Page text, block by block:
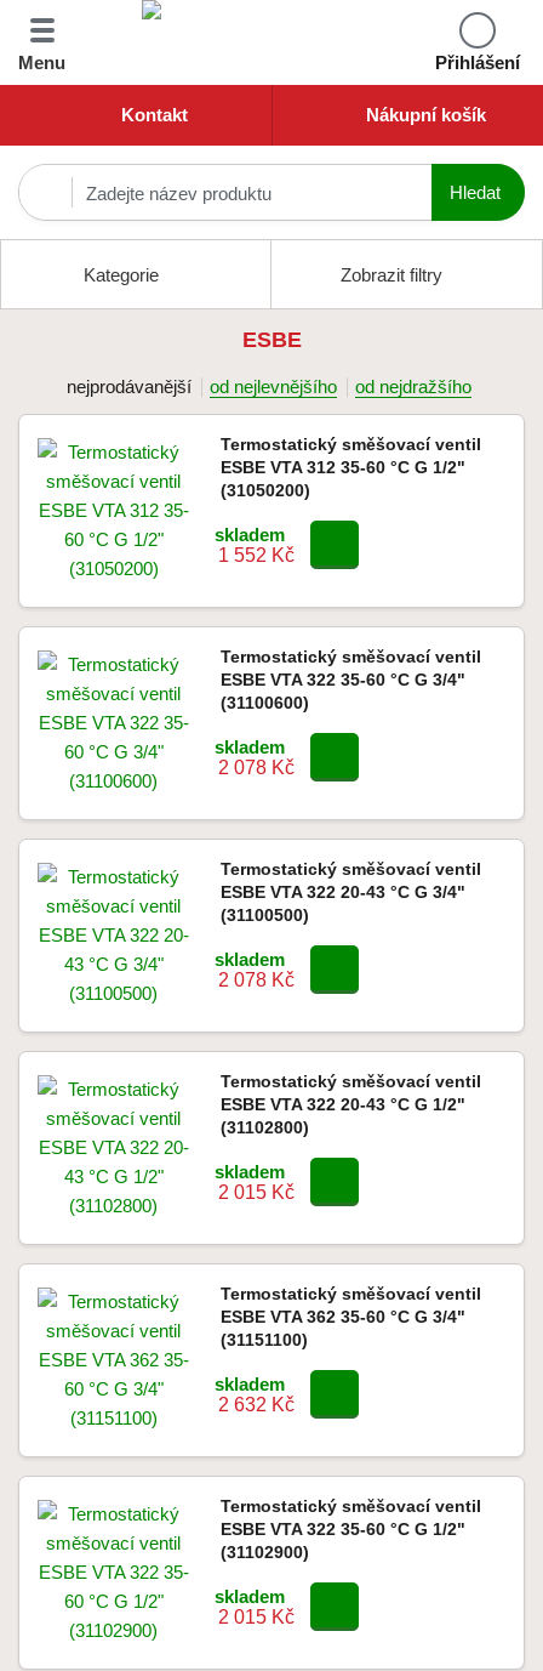
Menu Přihlášení
Kontakt Nákupní košík
Kategorie Zobrazit filtry
ESBE
nejprodávanější od nejlevnějšího od nejdražšího
Termostatický směšovací ventil
ESBE VTA 312 35-60 °C G 1/2"
(31050200)
skladem
1 552 Kč
Termostatický směšovací ventil
ESBE VTA 322 35-60 °C G 3/4"
(31100600)
skladem
2 078 Kč
Termostatický směšovací ventil
ESBE VTA 322 20-43 °C G 3/4"
(31100500)
skladem
2 078 Kč
Termostatický směšovací ventil
ESBE VTA 322 20-43 °C G 1/2"
(31102800)
skladem
2 015 Kč
Termostatický směšovací ventil
ESBE VTA 362 35-60 °C G 3/4"
(31151100)
skladem
2 632 Kč
Termostatický směšovací ventil
ESBE VTA 322 35-60 °C G 1/2"
(31102900)
skladem
2 015 Kč